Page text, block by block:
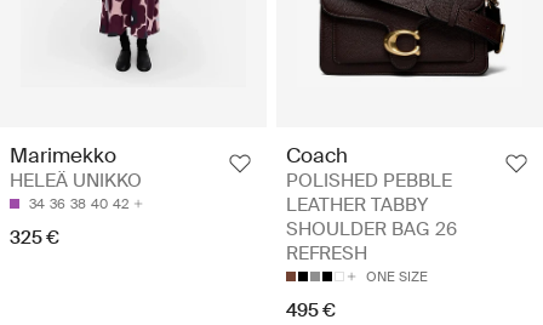
Marimekko
HELEÄ UNIKKO
34 36 38 40 42
325 €
Coach
POLISHED PEBBLE
LEATHER TABBY
SHOULDER BAG 26
REFRESH
ONE SIZE
495 €